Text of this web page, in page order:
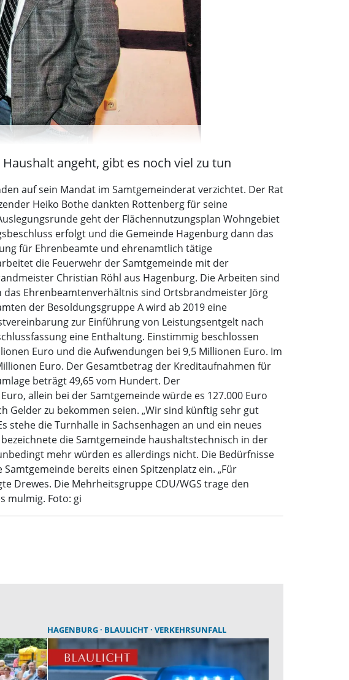
angeht, gibt es noch viel zu tun
auf sein Mandat im Samtgemeinderat verzichtet. Der Rat
Heiko Bothe dankten Rottenberg für seine
geht der Flächennutzungsplan Wohngebiet
erfolgt und die Gemeinde Hagenburg dann das
für Ehrenbeamte und ehrenamtlich tätige
die Feuerwehr der Samtgemeinde mit der
Christian Röhl aus Hagenburg. Die Arbeiten sind
Ehrenbeamtenverhältnis sind Ortsbrandmeister Jörg
der Besoldungsgruppe A wird ab 2019 eine
zur Einführung von Leistungsentgelt nach
eine Enthaltung. Einstimmig beschlossen
Euro und die Aufwendungen bei 9,5 Millionen Euro. Im
Euro. Der Gesamtbetrag der Kreditaufnahmen für
beträgt 49,65 vom Hundert. Der
allein bei der Samtgemeinde würde es 127.000 Euro
Gelder zu bekommen seien. „Wir sind künftig sehr gut
stehe die Turnhalle in Sachsenhagen an und ein neues
die Samtgemeinde haushaltstechnisch in der
mehr würden es allerdings nicht. Die Bedürfnisse
bereits einen Spitzenplatz ein. „Für
Drewes. Die Mehrheitsgruppe CDU/WGS trage den
mulmig. Foto: gi
HAGENBURG BLAULICHT VERKEHRSUNFALL